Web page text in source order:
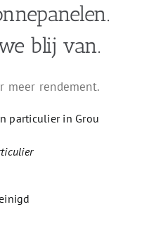
blij van.
meer rendement.